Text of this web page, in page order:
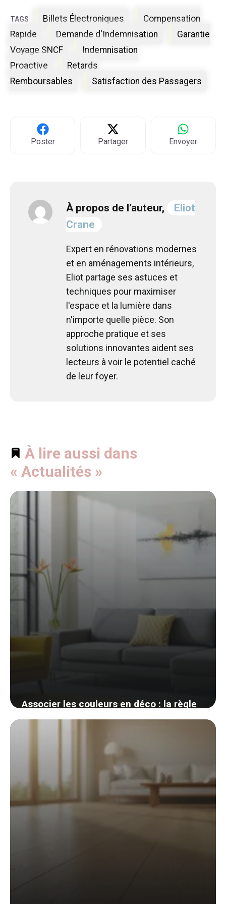
Étiquettes
Billets Électroniques
Compensation
Rapide
Demande d'Indemnisation
Garantie
Voyage SNCF
Indemnisation
Proactive
Retards
Remboursables
Satisfaction des Passagers
Poster Partager Envoyer
À propos de l’auteur,
Eliot
Crane
Expert en rénovations modernes
et en aménagements intérieurs,
Eliot partage ses astuces et
techniques pour maximiser
l'espace et la lumière dans
n'importe quelle pièce. Son
approche pratique et ses
solutions innovantes aident ses
lecteurs à voir le potentiel caché
de leur foyer.
À lire aussi dans
« Actualités »
Associer les couleurs en déco : la règle
des 60-30-10 et le cercle chromatique